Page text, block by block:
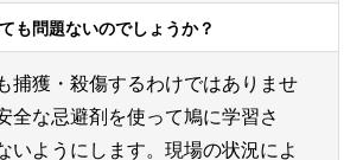
も問題ないのでしょうか？
捕獲・殺傷するわけではありませ
全な忌避剤を使って鳩に学習さ
いようにします。現場の状況によ